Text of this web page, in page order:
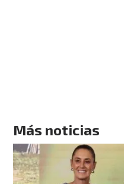
Más noticias